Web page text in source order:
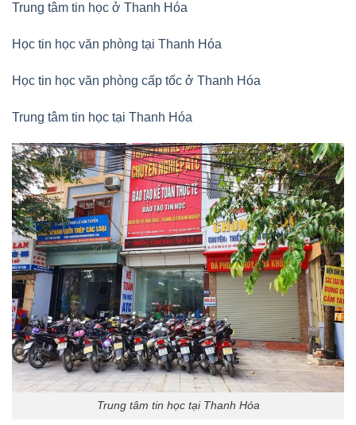
Trung tâm tin học ở Thanh Hóa
Học tin học văn phòng tại Thanh Hóa
Học tin học văn phòng cấp tốc ở Thanh Hóa
Trung tâm tin học tại Thanh Hóa
Trung tâm tin học tại Thanh Hóa